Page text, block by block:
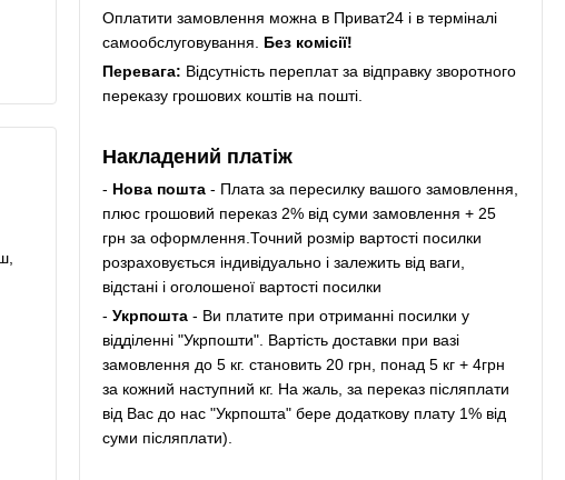
Оплатити замовлення можна в Приват24 і в терміналі
самообслуговування. Без комісії!
Перевага: Відсутність переплат за відправку зворотного
переказу грошових коштів на пошті.
Накладений платіж
- Нова пошта- Плата за пересилку вашого замовлення,
плюс грошовий переказ 2% від суми замовлення + 25
грн за оформлення.Точний розмір вартості посилки
розраховується індивідуально і залежить від ваги,
відстані і оголошеної вартості посилки
- Укрпошта- Ви платите при отриманні посилки у
відділенні "Укрпошти". Вартість доставки при вазі
замовлення до 5 кг. становить 20 грн, понад 5 кг + 4грн
за кожний наступний кг. На жаль, за переказ післяплати
від Вас до нас "Укрпошта" бере додаткову плату 1% від
суми післяплати).